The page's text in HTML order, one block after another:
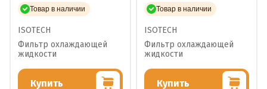
Товар в наличии
ISOTECH
Фильтр охлаждающей
жидкости
Купить
Товар в наличии
ISOTECH
Фильтр охлаждающей
жидкости
Купить